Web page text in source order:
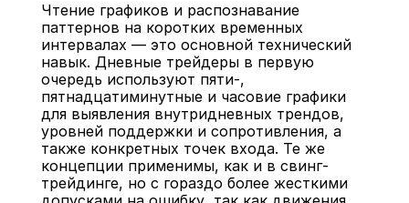
Чтение графиков и распознавание
паттернов на коротких временных
интервалах — это основной технический
навык. Дневные трейдеры в первую
очередь используют пяти-,
пятнадцатиминутные и часовиe графики
для выявления внутридневных трендов,
уровней поддержки и сопротивления, а
также конкретных точек входа. Те же
концепции применимы, как и в свинг-
трейдинге, но с гораздо более жесткими